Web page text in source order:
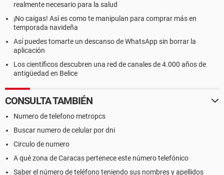
realmente necesario para la salud
¡No caigas! Así es como te manipulan para comprar más en
temporada navideña
Así puedes tomarte un descanso de WhatsApp sin borrar la
aplicación
Los científicos descubren una red de canales de 4.000 años de
antigüedad en Belice
CONSULTA TAMBIÉN
Numero de telefono metropcs
Buscar numero de celular por dni
Circulo de numero
A qué zona de Caracas pertenece este número telefónico
Saber el número de teléfono teniendo sus nombres y apellidos